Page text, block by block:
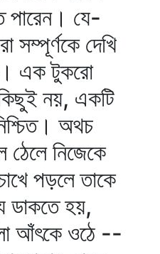
পারেন। যে-
সম্পূর্ণকে দেখি
এক টুকরো
নয়, একটি
অথচ
ঠেলে নিজেকে
পড়লে তাকে
ডাকতে হয়,
আঁৎকে ওঠে --